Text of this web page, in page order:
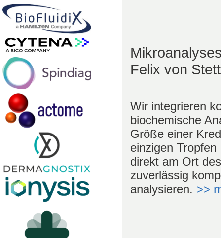
Felix von
Wir integrieren
biochemische
Größe einer
einzigen
direkt am Ort
zuverlässig
analysieren. >>